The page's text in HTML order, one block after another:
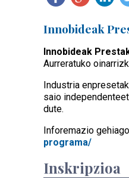
Innobideak
Innobideak
Aurreratuko
Industria
saio
dute.
Inforemazio
programa/
Inskripzioa